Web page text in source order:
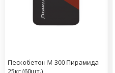
Пескобетон М-300 Пирамида
25кг (60шт.)